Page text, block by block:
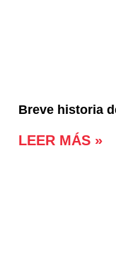
Breve historia
LEER MÁS »